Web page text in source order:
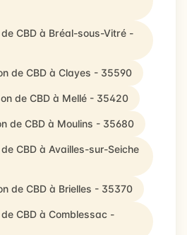
CBD à Bréal-sous-Vitré -
de CBD à Clayes - 35590
de CBD à Mellé - 35420
de CBD à Moulins - 35680
CBD à Availles-sur-Seiche
de CBD à Brielles - 35370
CBD à Comblessac -